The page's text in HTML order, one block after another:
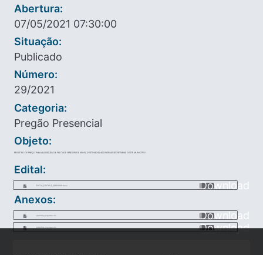
Abertura:
07/05/2021 07:30:00
Situação:
Publicado
Número:
29/2021
Categoria:
Pregão Presencial
Objeto:
REGISTRO DE PREÇO PARA AQUISIÇÃO DE FRUTAS E VERDURAS E AFINS, DESTINADAS AS DIVERSAS SECRETARIAS DESTE MUNICÍPIO.
Edital:
EDITAL_FRUTAS_E_VERDURAS.docx
Download
Anexos:
planilha_exportao.xls Download
planilha_exportao.xls Download